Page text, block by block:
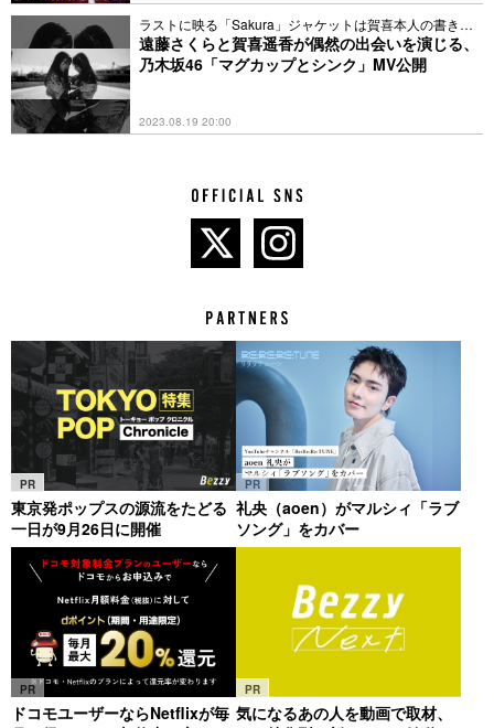
ラストに映る「Sakura」ジャケットは賀喜本人の書き下
ろし
遠藤さくらと賀喜遥香が偶然の出会いを演じる、
乃木坂46「マグカップとシンク」MV公開
2023.08.19 20:00
PR
東京発ポップスの源流をたどる
一日が9月26日に開催
PR
礼央（aoen）がマルシィ「ラブ
ソング」をカバー
PR
ドコモユーザーならNetflixが毎
PR
気になるあの人を動画で取材、